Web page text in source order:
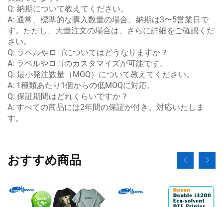
Q: 納期について教えてください。
A: 通常、標準的な購入数量の場合、納期は3〜5営業日で
す。ただし、大量注文の場合は、さらに詳細をご確認くだ
さい。
Q: ラベルやロゴについてはどうなりますか？
A: ラベルやロゴのカスタマイズが可能です。
Q: 最小発注数量（MOQ）について教えてください。
A: 1種類あたり1個からの低MOQに対応。
Q: 保証期間はどれくらいですか？
A: すべての商品には2年間の保証が付き、対応いたしま
す。
おすすめ商品